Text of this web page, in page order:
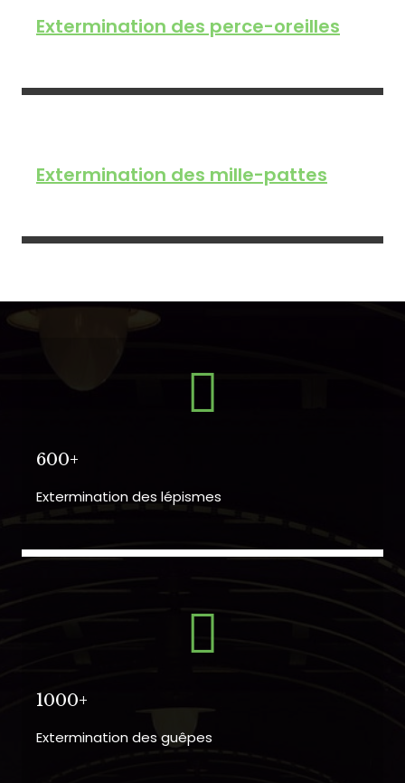
Extermination des perce-oreilles
Extermination des mille-pattes
600+
Extermination des lépismes
1000+
Extermination des guêpes